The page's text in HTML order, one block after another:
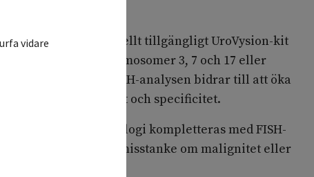
vanligen kommersiellt tillgängligt UroVysion-kit
polysomier i kromosomer 3, 7 och 17 eller
CDKN2A. FISH-analysen bidrar till att öka
sensitivitet och specificitet.
malignitet bör cytologi kompletteras med FISH-
fynd av atypi, misstanke om malignitet eller
vidare